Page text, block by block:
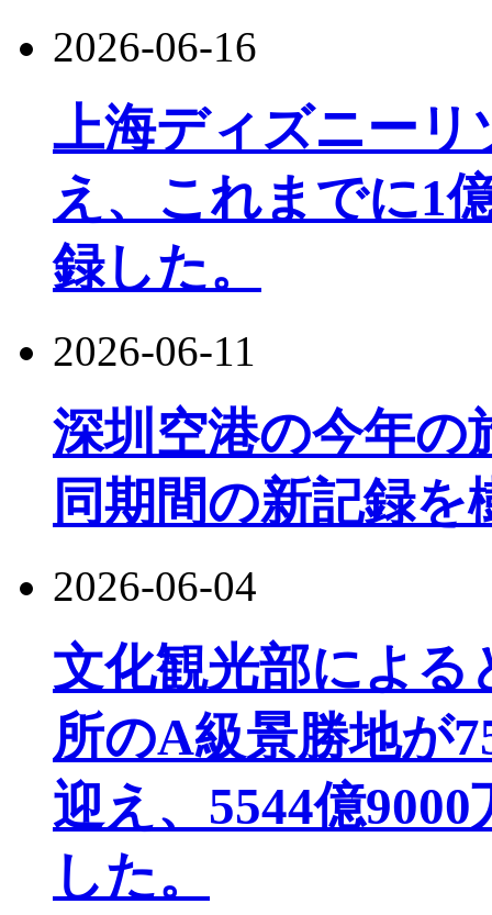
2026-06-16
上海ディズニーリ
え、これまでに1
録した。
2026-06-11
深圳空港の今年の
同期間の新記録を
2026-06-04
文化観光部による
所のA級景勝地が
迎え、5544億
した。